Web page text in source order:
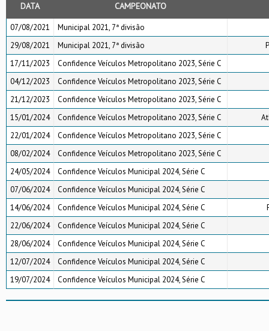
DATA CAMPEONATO
07/08/2021
Municipal 2021, 7ª divisão
29/08/2021
Municipal 2021, 7ª divisão
17/11/2023
Confidence Veículos Metropolitano 2023, Série C
04/12/2023
Confidence Veículos Metropolitano 2023, Série C
21/12/2023
Confidence Veículos Metropolitano 2023, Série C
15/01/2024
Confidence Veículos Metropolitano 2023, Série C
22/01/2024
Confidence Veículos Metropolitano 2023, Série C
08/02/2024
Confidence Veículos Metropolitano 2023, Série C
24/05/2024
Confidence Veículos Municipal 2024, Série C
07/06/2024
Confidence Veículos Municipal 2024, Série C
14/06/2024
Confidence Veículos Municipal 2024, Série C
22/06/2024
Confidence Veículos Municipal 2024, Série C
28/06/2024
Confidence Veículos Municipal 2024, Série C
12/07/2024
Confidence Veículos Municipal 2024, Série C
19/07/2024
Confidence Veículos Municipal 2024, Série C